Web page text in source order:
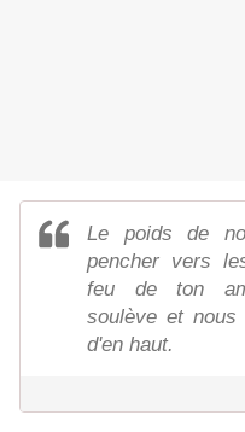
Le poids de
pencher vers
feu de ton
soulève et
d'en haut.